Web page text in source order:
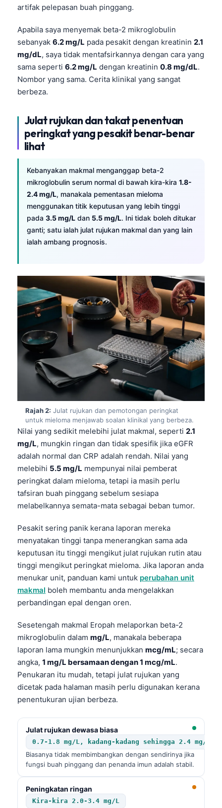
artifak pelepasan buah pinggang.
Apabila saya menyemak beta-2 mikroglobulin
sebanyak 6.2 mg/L pada pesakit dengan kreatinin 2.1
mg/dL, saya tidak mentafsirkannya dengan cara yang
sama seperti 6.2 mg/L dengan kreatinin 0.8 mg/dL.
Nombor yang sama. Cerita klinikal yang sangat
berbeza.
Julat rujukan dan takat penentuan
peringkat yang pesakit benar-benar
lihat
Kebanyakan makmal menganggap beta-2
mikroglobulin serum normal di bawah kira-kira 1.8-
2.4 mg/L, manakala pementasan mieloma
menggunakan titik keputusan yang lebih tinggi
pada 3.5 mg/L dan 5.5 mg/L. Ini tidak boleh ditukar
ganti; satu ialah julat rujukan makmal dan yang lain
ialah ambang prognosis.
Rajah 2: Julat rujukan dan pemotongan peringkat
untuk mieloma menjawab soalan klinikal yang berbeza.
Nilai yang sedikit melebihi julat makmal, seperti 2.1
mg/L, mungkin ringan dan tidak spesifik jika eGFR
adalah normal dan CRP adalah rendah. Nilai yang
melebihi 5.5 mg/L mempunyai nilai pemberat
peringkat dalam mieloma, tetapi ia masih perlu
tafsiran buah pinggang sebelum sesiapa
melabelkannya semata-mata sebagai beban tumor.
Pesakit sering panik kerana laporan mereka
menyatakan tinggi tanpa menerangkan sama ada
keputusan itu tinggi mengikut julat rujukan rutin atau
tinggi mengikut peringkat mieloma. Jika laporan anda
menukar unit, panduan kami untuk perubahan unit
makmal boleh membantu anda mengelakkan
perbandingan epal dengan oren.
Sesetengah makmal Eropah melaporkan beta-2
mikroglobulin dalam mg/L, manakala beberapa
laporan lama mungkin menunjukkan mcg/mL; secara
angka, 1 mg/L bersamaan dengan 1 mcg/mL.
Penukaran itu mudah, tetapi julat rujukan yang
dicetak pada halaman masih perlu digunakan kerana
penentukuran ujian berbeza.
Julat rujukan dewasa biasa
0.7-1.8 mg/L, kadang-kadang sehingga 2.4 mg/L
Biasanya tidak membimbangkan dengan sendirinya jika
fungsi buah pinggang dan penanda imun adalah stabil.
Peningkatan ringan
Kira-kira 2.0-3.4 mg/L